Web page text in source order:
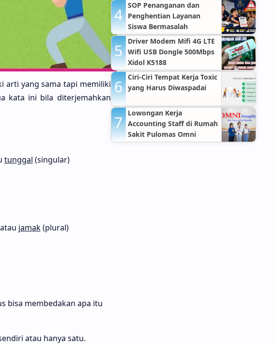
arti yang sama tapi memiliki
kata ini bila diterjemahkan
tunggal (singular)
atau jamak(plural)
bisa membedakan apa itu
atau hanya satu.
SOP Penanganan dan
Penghentian Layanan
Siswa Bermasalah
Driver Modem Mifi 4G LTE
Wifi USB Dongle 500Mbps
Xidol K5188
Ciri-Ciri Tempat Kerja Toxic
yang Harus Diwaspadai
Lowongan Kerja
Accounting Staff di Rumah
Sakit Pulomas Omni
Hospitals Jakarta Timur